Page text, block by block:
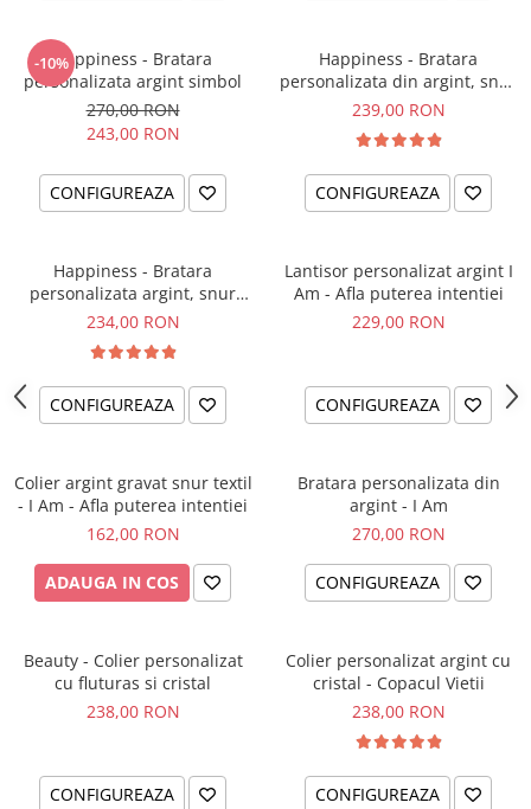
-10%Happiness - Bratara
personalizata argint simbol
270,00 RON
243,00 RON
CONFIGUREAZA
Happiness - Bratara
personalizata din argint, snur
dublu piele, simbol
239,00 RON
CONFIGUREAZA
Happiness - Bratara
personalizata argint, snur
impletit piele simbol
234,00 RON
CONFIGUREAZA
Lantisor personalizat argint I
Am - Afla puterea intentiei
229,00 RON
CONFIGUREAZA
Colier argint gravat snur textil
- I Am - Afla puterea intentiei
162,00 RON
ADAUGA IN COS
Bratara personalizata din
argint - I Am
270,00 RON
CONFIGUREAZA
Beauty - Colier personalizat
cu fluturas si cristal
238,00 RON
CONFIGUREAZA
Colier personalizat argint cu
cristal - Copacul Vietii
238,00 RON
CONFIGUREAZA